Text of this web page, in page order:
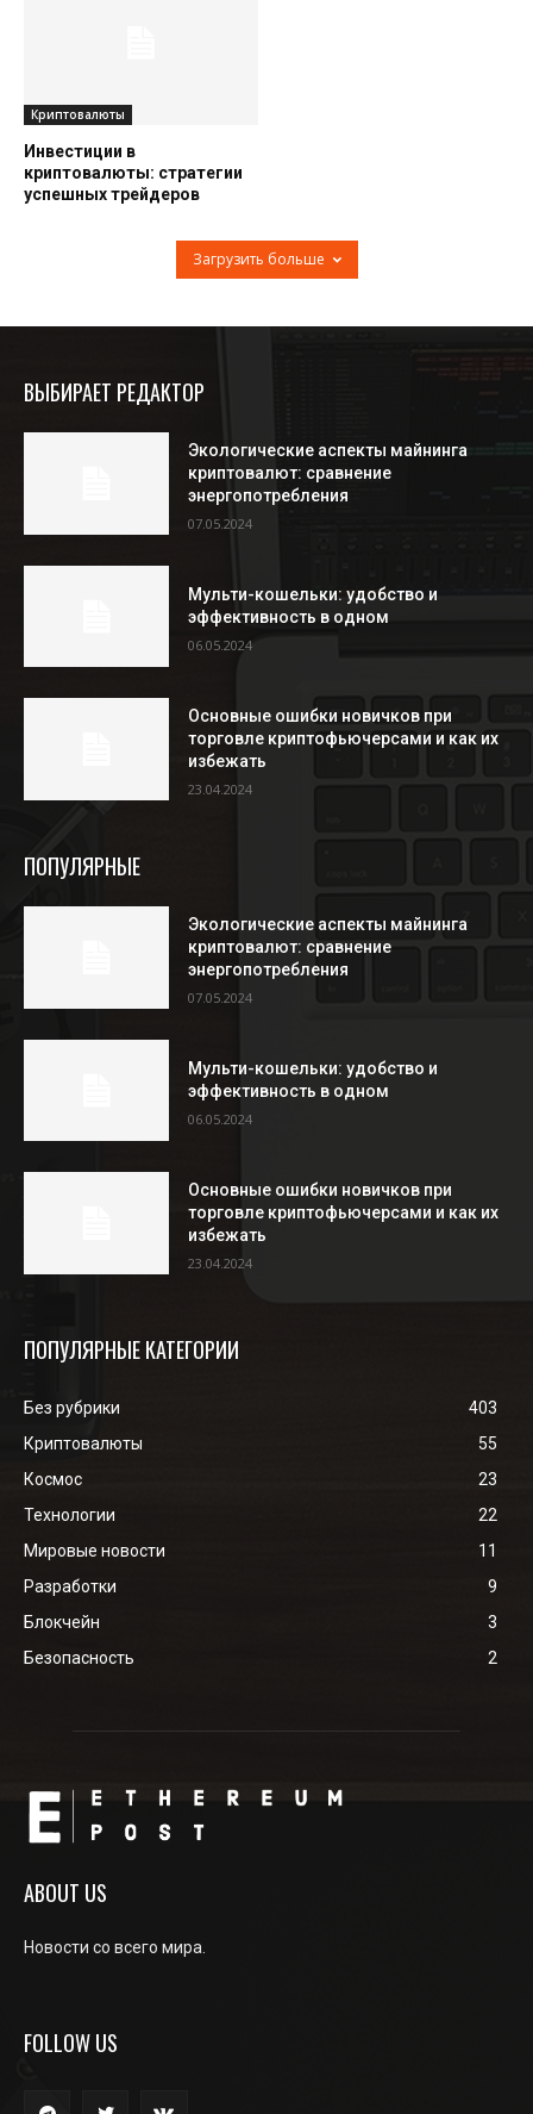
Криптовалюты
Инвестиции в
криптовалюты: стратегии
успешных трейдеров
Загрузить больше
ВЫБИРАЕТ РЕДАКТОР
Экологические аспекты майнинга
криптовалют: сравнение
энергопотребления
07.05.2024
Мульти-кошельки: удобство и
эффективность в одном
06.05.2024
Основные ошибки новичков при
торговле криптофьючерсами и как их
избежать
23.04.2024
ПОПУЛЯРНЫЕ
Экологические аспекты майнинга
криптовалют: сравнение
энергопотребления
07.05.2024
Мульти-кошельки: удобство и
эффективность в одном
06.05.2024
Основные ошибки новичков при
торговле криптофьючерсами и как их
избежать
23.04.2024
ПОПУЛЯРНЫЕ КАТЕГОРИИ
Без рубрики
403
Криптовалюты
55
Космос
23
Технологии
22
Мировые новости
11
Разработки
9
Блокчейн
3
Безопасность
2
ABOUT US
Новости со всего мира.
FOLLOW US